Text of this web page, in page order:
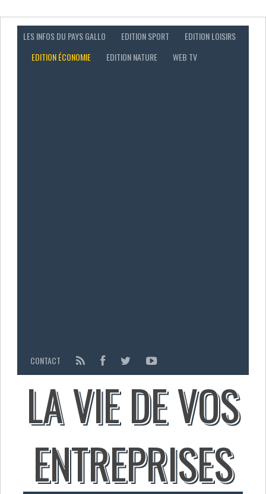
LES INFOS DU PAYS GALLO EDITION SPORT
EDITION LOISIRS
EDITION ÉCONOMIE
EDITION NATURE WEB TV
CONTACT
LA VIE DE VOS
ENTREPRISES